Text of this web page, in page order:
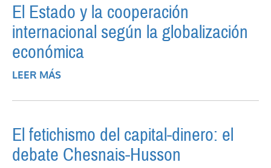
El Estado y la cooperación
internacional según la globalización
económica
LEER MÁS
GLOBALIZACIÓN ECONÓMICA
El fetichismo del capital-dinero: el
debate Chesnais-Husson